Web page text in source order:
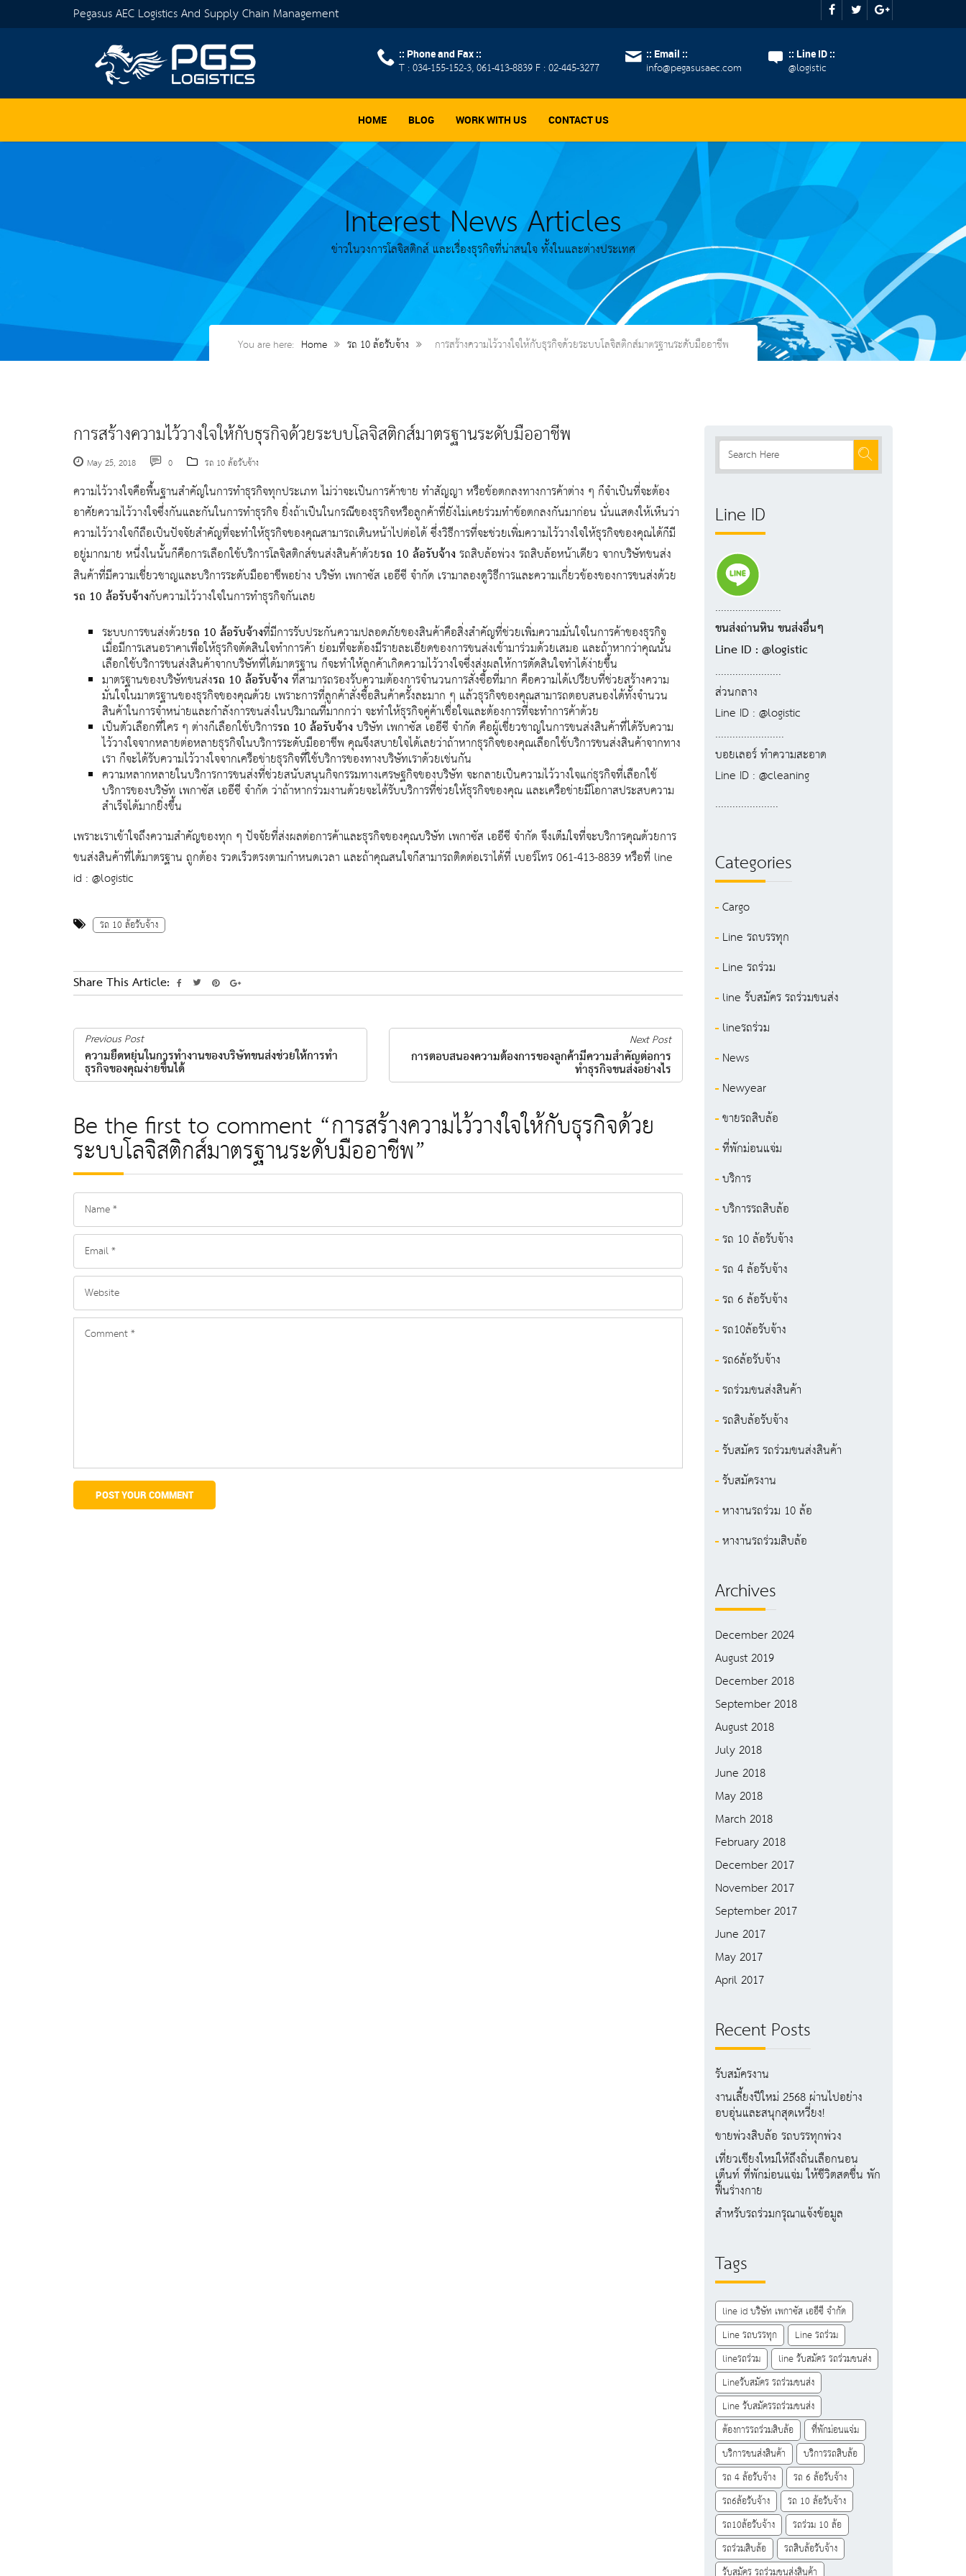
Pegasus AEC Logistics And Supply Chain Management
:: Phone and Fax ::
T : 034-155-152-3, 061-413-8839 F : 02-445-3277
:: Email ::
info@pegasusaec.com
:: Line ID ::
@logistic
HOME BLOG WORK WITH US CONTACT US
Interest News Articles
ข่าวในวงการโลจิสติกส์ และเรื่องธุรกิจที่น่าสนใจ ทั้งในและต่างประเทศ
You are here: Home รถ 10 ล้อรับจ้าง การสร้างความไว้วางใจให้กับธุรกิจด้วยระบบโลจิสติกส์มาตรฐานระดับมืออาชีพ
การสร้างความไว้วางใจให้กับธุรกิจด้วยระบบโลจิสติกส์มาตรฐานระดับมืออาชีพ
May 25, 2018 0 รถ 10 ล้อรับจ้าง
ความไว้วางใจคือพื้นฐานสำคัญในการทำธุรกิจทุกประเภท ไม่ว่าจะเป็นการค้าขาย ทำสัญญา หรือข้อตกลงทางการค้าต่าง ๆ ก็จำเป็นที่จะต้อง
อาศัยความไว้วางใจซึ่งกันและกันในการทำธุรกิจ ยิ่งถ้าเป็นในกรณีของธุรกิจหรือลูกค้าที่ยังไม่เคยร่วมทำข้อตกลงกันมาก่อน นั่นแสดงให้เห็นว่า
ความไว้วางใจก็ถือเป็นปัจจัยสำคัญที่จะทำให้ธุรกิจของคุณสามารถเดินหน้าไปต่อได้ ซึ่งวิธีการที่จะช่วยเพิ่มความไว้วางใจให้ธุรกิจของคุณได้ก็มี
อยู่มากมาย หนึ่งในนั้นก็คือการเลือกใช้บริการโลจิสติกส์ขนส่งสินค้าด้วยรถ 10 ล้อรับจ้างรถสิบล้อพ่วง รถสิบล้อหน้าเดียว จากบริษัทขนส่ง
สินค้าที่มีความเชี่ยวชาญและบริการระดับมืออาชีพอย่าง บริษัท เพกาซัส เออีซี จำกัด เรามาลองดูวิธีการและความเกี่ยวข้องของการขนส่งด้วย
รถ 10 ล้อรับจ้างกับความไว้วางใจในการทำธุรกิจกันเลย
ระบบการขนส่งด้วยรถ 10 ล้อรับจ้างที่มีการรับประกันความปลอดภัยของสินค้าคือสิ่งสำคัญที่ช่วยเพิ่มความมั่นใจในการค้าของธุรกิจ
เมื่อมีการเสนอราคาเพื่อให้ธุรกิจตัดสินใจทำการค้า ย่อมที่จะต้องมีรายละเอียดของการขนส่งเข้ามาร่วมด้วยเสมอ และถ้าหากว่าคุณนั้น
เลือกใช้บริการขนส่งสินค้าจากบริษัทที่ได้มาตรฐาน ก็จะทำให้ลูกค้าเกิดความไว้วางใจซึ่งส่งผลให้การตัดสินใจทำได้ง่ายขึ้น
มาตรฐานของบริษัทขนส่งรถ 10 ล้อรับจ้างที่สามารถรองรับความต้องการจำนวนการสั่งซื้อที่มาก คือความได้เปรียบที่ช่วยสร้างความ
มั่นใจในมาตรฐานของธุรกิจของคุณด้วย เพราะการที่ลูกค้าสั่งซื้อสินค้าครั้งละมาก ๆ แล้วธุรกิจของคุณสามารถตอบสนองได้ทั้งจำนวน
สินค้าในการจำหน่ายและกำลังการขนส่งในปริมาณที่มากกว่า จะทำให้ธุรกิจคู่ค้าเชื่อใจและต้องการที่จะทำการค้าด้วย
เป็นตัวเลือกที่ใคร ๆ ต่างก็เลือกใช้บริการรถ 10 ล้อรับจ้างบริษัท เพกาซัส เออีซี จำกัด คือผู้เชี่ยวชาญในการขนส่งสินค้าที่ได้รับความ
ไว้วางใจจากหลายต่อหลายธุรกิจในบริการระดับมืออาชีพ คุณจึงสบายใจได้เลยว่าถ้าหากธุรกิจของคุณเลือกใช้บริการขนส่งสินค้าจากทาง
เรา ก็จะได้รับความไว้วางใจจากเครือข่ายธุรกิจที่ใช้บริการของทางบริษัทเราด้วยเช่นกัน
ความหลากหลายในบริการการขนส่งที่ช่วยสนับสนุนกิจกรรมทางเศรษฐกิจของบริษัท จะกลายเป็นความไว้วางใจแก่ธุรกิจที่เลือกใช้
บริการของบริษัท เพกาซัส เออีซี จำกัด ว่าถ้าหากร่วมงานด้วยจะได้รับบริการที่ช่วยให้ธุรกิจของคุณ และเครือข่ายมีโอกาสประสบความ
สำเร็จได้มากยิ่งขึ้น
เพราะเราเข้าใจถึงความสำคัญของทุก ๆ ปัจจัยที่ส่งผลต่อการค้าและธุรกิจของคุณบริษัท เพกาซัส เออีซี จำกัด จึงเต็มใจที่จะบริการคุณด้วยการ
ขนส่งสินค้าที่ได้มาตรฐาน ถูกต้อง รวดเร็วตรงตามกำหนดเวลา และถ้าคุณสนใจก็สามารถติดต่อเราได้ที่ เบอร์โทร 061-413-8839 หรือที่ line
id : @logistic
รถ 10 ล้อรับจ้าง
Share This Article:
Previous Post
ความยืดหยุ่นในการทำงานของบริษัทขนส่งช่วยให้การทำ
ธุรกิจของคุณง่ายขึ้นได้
Next Post
การตอบสนองความต้องการของลูกค้ามีความสำคัญต่อการ
ทำธุรกิจขนส่งอย่างไร
Be the first to comment “การสร้างความไว้วางใจให้กับธุรกิจด้วย
ระบบโลจิสติกส์มาตรฐานระดับมืออาชีพ”
Line ID
.......................
ขนส่งถ่านหิน ขนส่งอื่นๆ
Line ID : @logistic
.......................
ส่วนกลาง
Line ID : @logistic
........................
บอยเลอร์ ทำความสะอาด
Line ID : @cleaning
......................
Categories
Cargo
Line รถบรรทุก
Line รถร่วม
line รับสมัคร รถร่วมขนส่ง
lineรถร่วม
News
Newyear
ขายรถสิบล้อ
ที่พักม่อนแจ่ม
บริการ
บริการรถสิบล้อ
รถ 10 ล้อรับจ้าง
รถ 4 ล้อรับจ้าง
รถ 6 ล้อรับจ้าง
รถ10ล้อรับจ้าง
รถ6ล้อรับจ้าง
รถร่วมขนส่งสินค้า
รถสิบล้อรับจ้าง
รับสมัคร รถร่วมขนส่งสินค้า
รับสมัครงาน
หางานรถร่วม 10 ล้อ
หางานรถร่วมสิบล้อ
Archives
December 2024
August 2019
December 2018
September 2018
August 2018
July 2018
June 2018
May 2018
March 2018
February 2018
December 2017
November 2017
September 2017
June 2017
May 2017
April 2017
Recent Posts
รับสมัครงาน
งานเลี้ยงปีใหม่ 2568 ผ่านไปอย่าง
อบอุ่นและสนุกสุดเหวี่ยง!
ขายพ่วงสิบล้อ รถบรรทุกพ่วง
เที่ยวเชียงใหม่ให้ถึงถิ่นเลือกนอน
เต็นท์ ที่พักม่อนแจ่ม ให้ชีวิตสดชื่น พัก
ฟื้นร่างกาย
สำหรับรถร่วมกรุณาแจ้งข้อมูล
Tags
line id บริษัท เพกาซัส เออีซี จำกัด
Line รถบรรทุก
Line รถร่วม
lineรถร่วม
line รับสมัคร รถร่วมขนส่ง
Lineรับสมัคร รถร่วมขนส่ง
Line รับสมัครรถร่วมขนส่ง
ต้องการรถร่วมสิบล้อ
ที่พักม่อนแจ่ม
บริการขนส่งสินค้า
บริการรถสิบล้อ
รถ 4 ล้อรับจ้าง
รถ 6 ล้อรับจ้าง
รถ6ล้อรับจ้าง
รถ 10 ล้อรับจ้าง
รถ10ล้อรับจ้าง
รถร่วม 10 ล้อ
รถร่วมสิบล้อ
รถสิบล้อรับจ้าง